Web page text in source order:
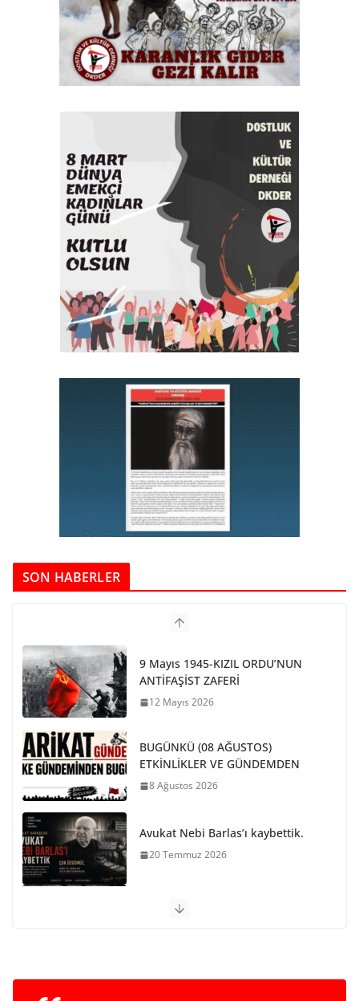
SON HABERLER
9 Mayıs 1945-KIZIL ORDU’NUN
ANTİFAŞİST ZAFERİ
12 Mayıs 2026
BUGÜNKÜ (08 AĞUSTOS)
ETKİNLİKLER VE GÜNDEMDEN
8 Ağustos 2026
Avukat Nebi Barlas’ı kaybettik.
20 Temmuz 2026
PARİS KOMÜNÜ SON BARİKAT